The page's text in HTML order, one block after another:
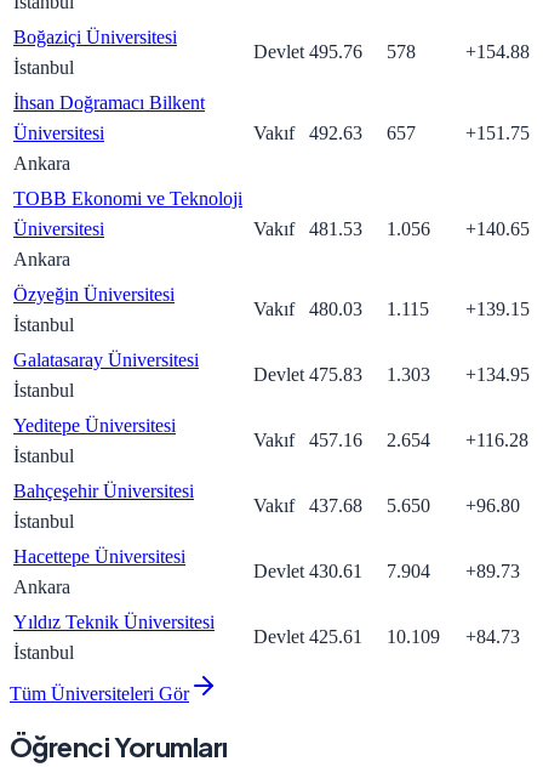
Boğaziçi Üniversitesi
İstanbul
Devlet 495.76 578 +154.88
İhsan Doğramacı Bilkent
Üniversitesi
Ankara
Vakıf 492.63 657 +151.75
TOBB Ekonomi ve Teknoloji
Üniversitesi
Ankara
Vakıf 481.53 1.056 +140.65
Özyeğin Üniversitesi
İstanbul
Vakıf 480.03 1.115 +139.15
Galatasaray Üniversitesi
İstanbul
Devlet 475.83 1.303 +134.95
Yeditepe Üniversitesi
İstanbul
Vakıf 457.16 2.654 +116.28
Bahçeşehir Üniversitesi
İstanbul
Vakıf 437.68 5.650 +96.80
Hacettepe Üniversitesi
Ankara
Devlet 430.61 7.904 +89.73
Yıldız Teknik Üniversitesi
İstanbul
Devlet 425.61 10.109 +84.73
Tüm Üniversiteleri Gör
Öğrenci Yorumları